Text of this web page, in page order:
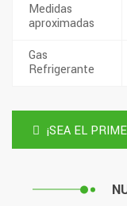
Medidas
aproximadas
Gas
Refrigerante
¡SEA EL